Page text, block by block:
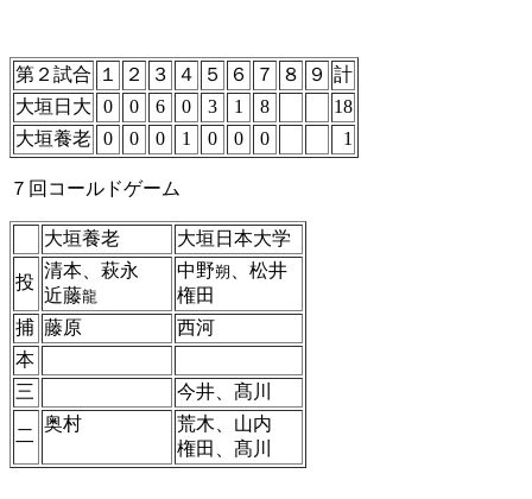
第２試合 １ ２ ３ ４ ５ ６ ７ ８ ９ 計
大垣日大
0 0 6 0 3 1 8
18
大垣養老 0 0 0 1 0 0 0 1
７回コールドゲーム
大垣養老 大垣日本大学
投
清本、萩永
近藤龍
中野朔
、松井
権田
捕 藤原
西河
本
三
今井、髙川
二
奥村
荒木、山内
権田、髙川